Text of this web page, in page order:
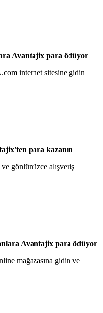
Avantajix para ödüyor
internet sitesine gidin
para kazanın
gönlünüzce alışveriş
Avantajix para ödüyor
mağazasına gidin ve